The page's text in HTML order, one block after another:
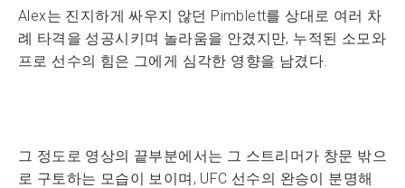
Alex는 진지하게 싸우지 않던 Pimblett를 상대로 여러 차
례 타격을 성공시키며 놀라움을 안겼지만, 누적된 소모와
프로 선수의 힘은 그에게 심각한 영향을 남겼다.
그 정도로 영상의 끝부분에서는 그 스트리머가 창문 밖으
로 구토하는 모습이 보이며, UFC 선수의 완승이 분명해